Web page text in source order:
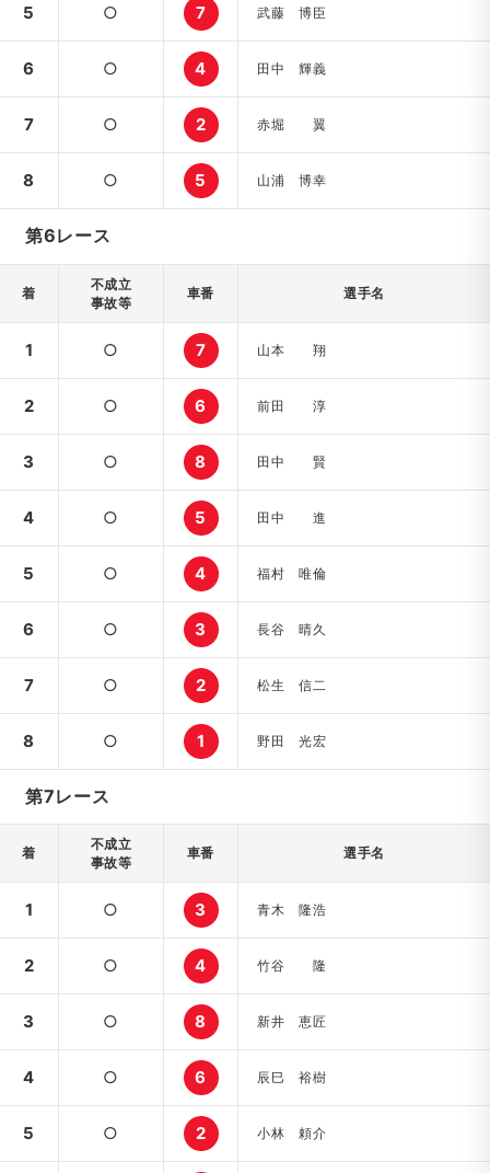
5 ○ 7 武藤 博臣
6 ○ 4 田中 輝義
7 ○ 2 赤堀 翼
8 ○ 5 山浦 博幸
第6レース
着
不成立
事故等
車番 選手名
1 ○ 7 山本 翔
2 ○ 6 前田 淳
3 ○ 8 田中 賢
4 ○ 5 田中 進
5 ○ 4 福村 唯倫
6 ○ 3 長谷 晴久
7 ○ 2 松生 信二
8 ○ 1 野田 光宏
第7レース
着
不成立
事故等
車番 選手名
1 ○ 3 青木 隆浩
2 ○ 4 竹谷 隆
3 ○ 8 新井 恵匠
4 ○ 6 辰巳 裕樹
5 ○ 2 小林 頼介